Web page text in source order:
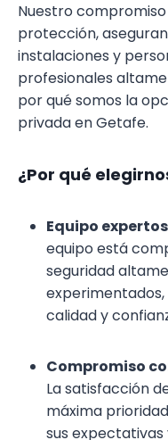
Nuestro
protección,
instalaciones y
profesionales
por qué somos la
privada en Getafe.
¿Por qué
Equipo
equipo está
seguridad
calidad y
Compromiso
La satisfacción
máxima
sus